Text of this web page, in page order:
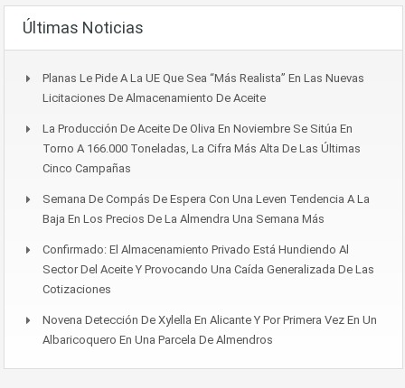
Últimas Noticias
Planas Le Pide A La UE Que Sea “más Realista” En Las Nuevas
Licitaciones De Almacenamiento De Aceite
La Producción De Aceite De Oliva En Noviembre Se Sitúa En
Torno A 166.000 Toneladas, La Cifra Más Alta De Las Últimas
Cinco Campañas
Semana De Compás De Espera Con Una Leven Tendencia A La
Baja En Los Precios De La Almendra Una Semana Más
Confirmado: El Almacenamiento Privado Está Hundiendo Al
Sector Del Aceite Y Provocando Una Caída Generalizada De Las
Cotizaciones
Novena Detección De Xylella En Alicante Y Por Primera Vez En Un
Albaricoquero En Una Parcela De Almendros